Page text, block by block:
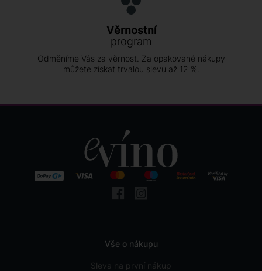
Věrnostní
program
Odměníme Vás za věrnost. Za opakované nákupy
můžete získat trvalou slevu až 12 %.
Vše o nákupu
Sleva na první nákup